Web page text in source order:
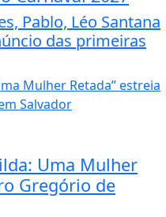
Pablo, Léo Santana
das primeiras
Uma Mulher
Gregório de